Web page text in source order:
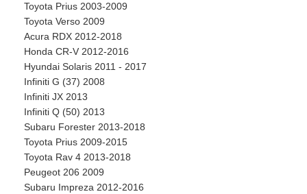
Toyota Prius 2003-2009
Toyota Verso 2009
Acura RDX 2012-2018
Honda CR-V 2012-2016
Hyundai Solaris 2011 - 2017
Infiniti G (37) 2008
Infiniti JX 2013
Infiniti Q (50) 2013
Subaru Forester 2013-2018
Toyota Prius 2009-2015
Toyota Rav 4 2013-2018
Peugeot 206 2009
Subaru Impreza 2012-2016